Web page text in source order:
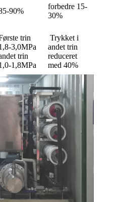
90%
forbedre 15-
30%
trin
3,0MPa
trin
1,8MPa
Trykket i
andet trin
reduceret
med 40%